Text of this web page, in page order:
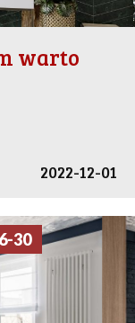
warto
2022-12-01
30